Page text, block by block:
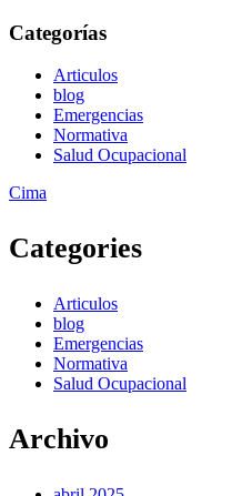
Categorías
Articulos
blog
Emergencias
Normativa
Salud Ocupacional
Cima
Categories
Articulos
blog
Emergencias
Normativa
Salud Ocupacional
Archivo